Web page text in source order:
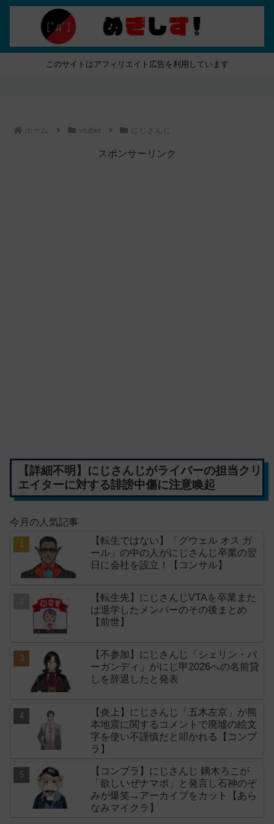
このサイトはアフィリエイト広告を利用しています
ホーム vtuber にじさんじ
スポンサーリンク
【詳細不明】にじさんじがライバーの担当クリ
エイターに対する誹謗中傷に注意喚起
今月の人気記事
【転生ではない】「グウェル オス ガ
ール」の中の人がにじさんじ卒業の翌
日に会社を設立！【コンサル】
【転生先】にじさんじVTAを卒業また
は退学したメンバーのその後まとめ
【前世】
【不参加】にじさんじ「シェリン・バ
ーガンディ」がにじ甲2026への名前貸
しを辞退したと発表
【炎上】にじさんじ「五木左京」が熊
本地震に関するコメントで廃墟の絵文
字を使い不謹慎だと叩かれる【コンプ
ラ】
【コンプラ】にじさんじ 鏑木ろこが
「欲しいぜナマポ」と発言し石神のぞ
みが爆笑→アーカイブをカット【あら
なみマイクラ】